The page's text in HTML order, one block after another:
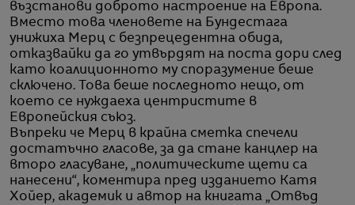
възстанови доброто настроение на Европа.
Вместо това членовете на Бундестага
унижиха Мерц с безпрецедентна обида,
отказвайки да го утвърдят на поста дори след
като коалиционното му споразумение беше
сключено. Това беше последното нещо, от
което се нуждаеха центристите в
Европейския съюз.
Въпреки че Мерц в крайна сметка спечели
достатъчно гласове, за да стане канцлер на
второ гласуване, „политическите щети са
нанесени“, коментира пред изданието Катя
Хойер, академик и автор на книгата „Отвъд